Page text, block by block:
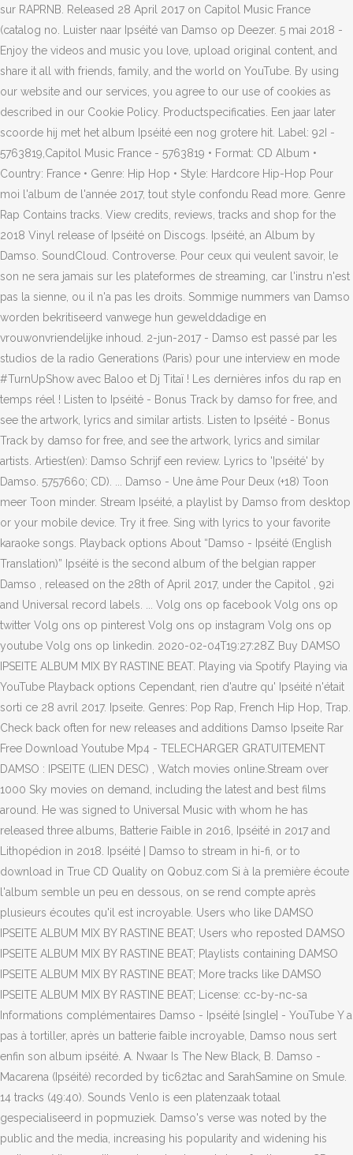
sur RAPRNB. Released 28 April 2017 on Capitol Music France
(catalog no. Luister naar Ipséité van Damso op Deezer. 5 mai 2018 -
Enjoy the videos and music you love, upload original content, and
share it all with friends, family, and the world on YouTube. By using
our website and our services, you agree to our use of cookies as
described in our Cookie Policy. Productspecificaties. Een jaar later
scoorde hij met het album Ipséité een nog grotere hit. Label: 92I -
5763819,Capitol Music France - 5763819 • Format: CD Album •
Country: France • Genre: Hip Hop • Style: Hardcore Hip-Hop Pour
moi l'album de l'année 2017, tout style confondu Read more. Genre
Rap Contains tracks. View credits, reviews, tracks and shop for the
2018 Vinyl release of Ipséité on Discogs. Ipséité, an Album by
Damso. SoundCloud. Controverse. Pour ceux qui veulent savoir, le
son ne sera jamais sur les plateformes de streaming, car l'instru n'est
pas la sienne, ou il n'a pas les droits. Sommige nummers van Damso
worden bekritiseerd vanwege hun gewelddadige en
vrouwonvriendelijke inhoud. 2-jun-2017 - Damso est passé par les
studios de la radio Generations (Paris) pour une interview en mode
#TurnUpShow avec Baloo et Dj Titaï ! Les dernières infos du rap en
temps réel ! Listen to Ipséité - Bonus Track by damso for free, and
see the artwork, lyrics and similar artists. Listen to Ipséité - Bonus
Track by damso for free, and see the artwork, lyrics and similar
artists. Artiest(en): Damso Schrijf een review. Lyrics to 'Ipséité' by
Damso. 5757660; CD). ... Damso - Une âme Pour Deux (+18) Toon
meer Toon minder. Stream Ipséité, a playlist by Damso from desktop
or your mobile device. Try it free. Sing with lyrics to your favorite
karaoke songs. Playback options About “Damso - Ipséité (English
Translation)” Ipséité is the second album of the belgian rapper
Damso , released on the 28th of April 2017, under the Capitol , 92i
and Universal record labels. ... Volg ons op facebook Volg ons op
twitter Volg ons op pinterest Volg ons op instagram Volg ons op
youtube Volg ons op linkedin. 2020-02-04T19:27:28Z Buy DAMSO
IPSEITE ALBUM MIX BY RASTINE BEAT. Playing via Spotify Playing via
YouTube Playback options Cependant, rien d'autre qu' Ipséité n'était
sorti ce 28 avril 2017. Ipseite. Genres: Pop Rap, French Hip Hop, Trap.
Check back often for new releases and additions Damso Ipseite Rar
Free Download Youtube Mp4 - TELECHARGER GRATUITEMENT
DAMSO : IPSEITE (LIEN DESC) , Watch movies online.Stream over
1000 Sky movies on demand, including the latest and best films
around. He was signed to Universal Music with whom he has
released three albums, Batterie Faible in 2016, Ipséité in 2017 and
Lithopédion in 2018. Ipséité | Damso to stream in hi-fi, or to
download in True CD Quality on Qobuz.com Si à la première écoute
l'album semble un peu en dessous, on se rend compte après
plusieurs écoutes qu'il est incroyable. Users who like DAMSO
IPSEITE ALBUM MIX BY RASTINE BEAT; Users who reposted DAMSO
IPSEITE ALBUM MIX BY RASTINE BEAT; Playlists containing DAMSO
IPSEITE ALBUM MIX BY RASTINE BEAT; More tracks like DAMSO
IPSEITE ALBUM MIX BY RASTINE BEAT; License: cc-by-nc-sa
Informations complémentaires Damso - Ipséité [single] - YouTube Y a
pas à tortiller, après un batterie faible incroyable, Damso nous sert
enfin son album ipséité. Α. Nwaar Is The New Black, B. Damso -
Macarena (Ipséité) recorded by tic62tac and SarahSamine on Smule.
14 tracks (49:40). Sounds Venlo is een platenzaak totaal
gespecialiseerd in popmuziek. Damso's verse was noted by the
public and the media, increasing his popularity and widening his